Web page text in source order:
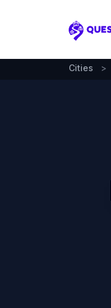
Questo
Cities >